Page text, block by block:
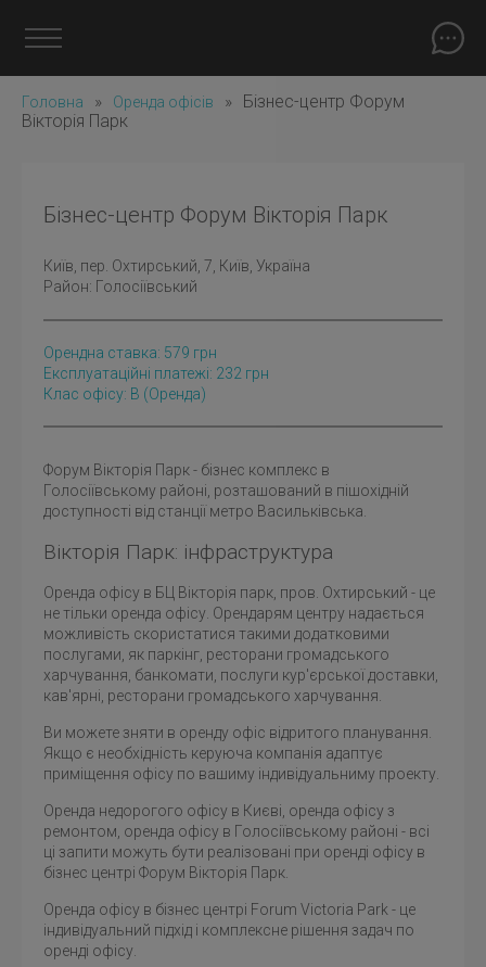
Головна » Оренда офісів »
Бізнес-центр Форум
Вікторія Парк
Бізнес-центр Форум Вікторія Парк
Київ , пер. Охтирський, 7, Київ, Україна
Район: Голосіївський
Орендна ставка: 579 грн
Експлуатаційні платежі: 232 грн
Клас офісу: B (оренда)
Форум Вікторія Парк - бізнес комплекс в
Голосіївському районі, розташований в пішохідній
доступності від станції метро Васильківська.
Вікторія Парк: інфраструктура
Оренда офісу в БЦ Вікторія парк, пров. Охтирський - це
не тільки оренда офісу. Орендарям центру надається
можливість скористатися такими додатковими
послугами, як паркінг, ресторани громадського
харчування, банкомати, послуги кур'єрської доставки,
кав'ярні, ресторани громадського харчування.
Ви можете зняти в оренду офіс відритого планування.
Якщо є необхідність керуюча компанія адаптує
приміщення офісу по вашиму індивідуальниму проекту.
Оренда недорогого офісу в Києві, оренда офісу з
ремонтом, оренда офісу в Голосіївському районі - всі
ці запити можуть бути реалізовані при оренді офісу в
бізнес центрі Форум Вікторія Парк.
Оренда офісу в бізнес центрі Forum Victoria Park - це
індивідуальний підхід і комплексне рішення задач по
оренді офісу.